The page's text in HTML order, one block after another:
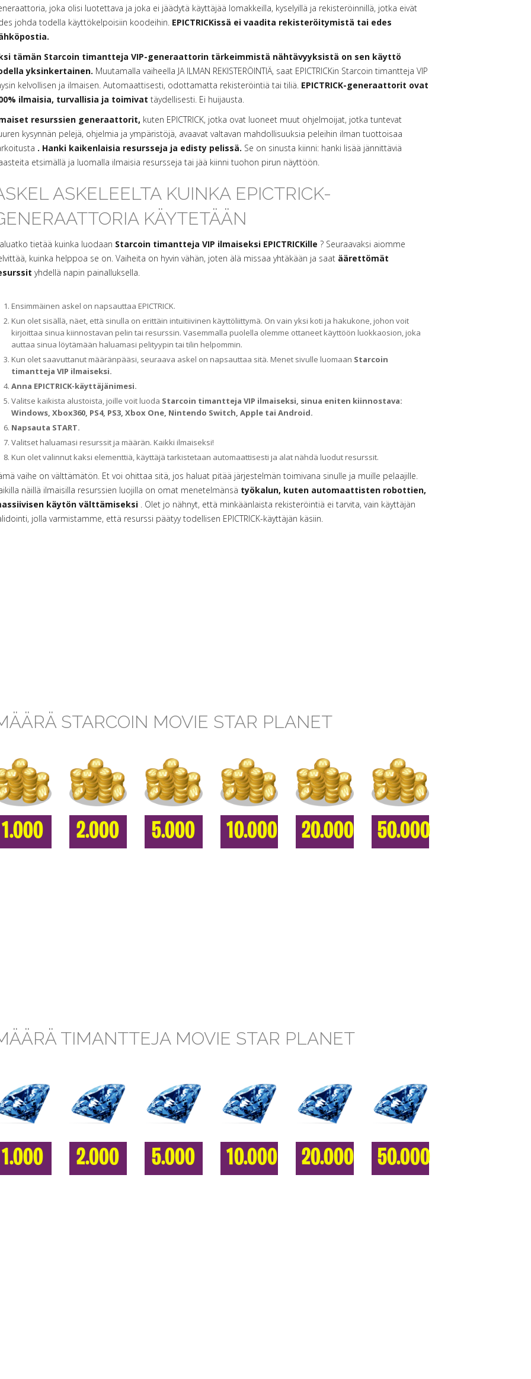
joka olisi luotettava ja joka ei jäädytä käyttäjää lomakkeilla, kyselyillä ja rekisteröinnillä, jotka eivät
johda todella käyttökelpoisiin koodeihin. EPICTRICKissä ei vaadita rekisteröitymistä tai edes
tämän Starcoin timantteja VIP-generaattorin tärkeimmistä nähtävyyksistä on sen käyttö
yksinkertainen. Muutamalla vaiheella JA ILMAN REKISTERÖINTIÄ, saat EPICTRICKin Starcoin timantteja VIP
kelvollisen ja ilmaisen. Automaattisesti, odottamatta rekisteröintiä tai tiliä. EPICTRICK-generaattorit ovat
ilmaisia, turvallisia ja toimivat täydellisesti. Ei huijausta.
resurssien generaattorit, kuten EPICTRICK, jotka ovat luoneet muut ohjelmoijat, jotka tuntevat
kysynnän pelejä, ohjelmia ja ympäristöjä, avaavat valtavan mahdollisuuksia peleihin ilman tuottoisaa
. Hanki kaikenlaisia resursseja ja edisty pelissä. Se on sinusta kiinni: hanki lisää jännittäviä
etsimällä ja luomalla ilmaisia resursseja tai jää kiinni tuohon pirun näyttöön.
ASKELEELTA KUINKA EPICTRICK-
KÄYTETÄÄN
tietää kuinka luodaan Starcoin timantteja VIP ilmaiseksi EPICTRICKille ? Seuraavaksi aiomme
kuinka helppoa se on. Vaiheita on hyvin vähän, joten älä missaa yhtäkään ja saat äärettömät
yhdellä napin painalluksella.
Ensimmäinen askel on napsauttaa EPICTRICK.
Kun olet sisällä, näet, että sinulla on erittäin intuitiivinen käyttöliittymä. On vain yksi koti ja hakukone, johon voit
kirjoittaa sinua kiinnostavan pelin tai resurssin. Vasemmalla puolella olemme ottaneet käyttöön luokkaosion, joka
auttaa sinua löytämään haluamasi pelityypin tai tilin helpommin.
Kun olet saavuttanut määränpääsi, seuraava askel on napsauttaa sitä. Menet sivulle luomaan Starcoin
timantteja VIP ilmaiseksi.
Anna EPICTRICK-käyttäjänimesi.
Valitse kaikista alustoista, joille voit luoda Starcoin timantteja VIP ilmaiseksi, sinua eniten kiinnostava:
Windows, Xbox360, PS4, PS3, Xbox One, Nintendo Switch, Apple tai Android.
Napsauta START.
Valitset haluamasi resurssit ja määrän. Kaikki ilmaiseksi!
Kun olet valinnut kaksi elementtiä, käyttäjä tarkistetaan automaattisesti ja alat nähdä luodut resurssit.
vaihe on välttämätön. Et voi ohittaa sitä, jos haluat pitää järjestelmän toimivana sinulle ja muille pelaajille.
näillä ilmaisilla resurssien luojilla on omat menetelmänsä työkalun, kuten automaattisten robottien,
käytön välttämiseksi . Olet jo nähnyt, että minkäänlaista rekisteröintiä ei tarvita, vain käyttäjän
jolla varmistamme, että resurssi päätyy todellisen EPICTRICK-käyttäjän käsiin.
STARCOIN MOVIE STAR PLANET
1.000 2.000 5.000 10.000 20.000 50.000
TIMANTTEJA MOVIE STAR PLANET
1.000 2.000 5.000 10.000 20.000 50.000